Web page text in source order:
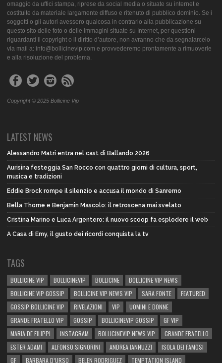
omaggio da uffici stampa, riprese da social media o situate su internet e
costituite da materiale largamente diffuso e ritenuto di pubblico dominio. Se i
soggetti o gli autori avessero qualcosa in contrario alla pubblicazione su
questo sito delle foto o delle immagini situate su Internet, per questioni
riguardanti il copyright o il diritto d’autore, non avranno che da segnalarcelo
via mail a: info@bollicinevip.com e provvederemo prontamente a rimuoverle
e alla risoluzione del problema.
Copyright © 2025 Bollicine Vip
LATEST NEWS
Alessandro Matri entra nel cast di Ballando 2026
Aurisina festeggia San Rocco con quattro giorni di cultura, sport,
musica e tradizioni
Eddie Brock rompe il silenzio e accusa il mondo di Sanremo
Bella Thorne e Benjamin Mascolo: il retroscena mai svelato
Cristina Marino e Luca Argentero: il nuovo scoop fa esplodere il web
A Casa di Emy, il gusto dei ricordi conquista la tv
TAGS
BOLLICINE VIP BOLLICINEVIP BOLLICINE
BOLLICINE VIP NEWS
BOLLICINE VIP GOSSIP
BOLLICINE VIP NEWS VIP SARA FONTE
FEATURED
GOSSIP BOLLICINE VIP
RIVELAZIONI VIP
UOMINI E DONNE
GRANDE FRATELLO VIP
GOSSIP BOLLICINEVIP GOSSIP
GF VIP
MARIA DE FILIPPI
INSTAGRAM BOLLICINEVIP NEWS VIP
GRANDE FRATELLO
ESTER ADAMI
ALFONSO SIGNORINI ANDREA IANNUZZI
ISOLA DEI FAMOSI
GF
BARBARA D’URSO BELEN RODRIGUEZ TEMPTATION ISLAND